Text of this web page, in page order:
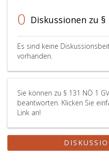
0 Diskussionen zu §
Es sind keine
vorhanden.
Sie können zu § 131 NÖ 1
beantworten. Klicken Sie
Link an!